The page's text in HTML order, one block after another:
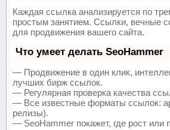
Каждая ссылка анализируется по
простым занятием. Ссылки, вечные
для продвижения вашего сайта.
Что умеет делать SeoHammer
— Продвижение в один клик,
лучших бирж ссылок.
— Регулярная проверка качества
— Все известные форматы ссылок:
релизы).
— SeoHammer покажет, где рост или